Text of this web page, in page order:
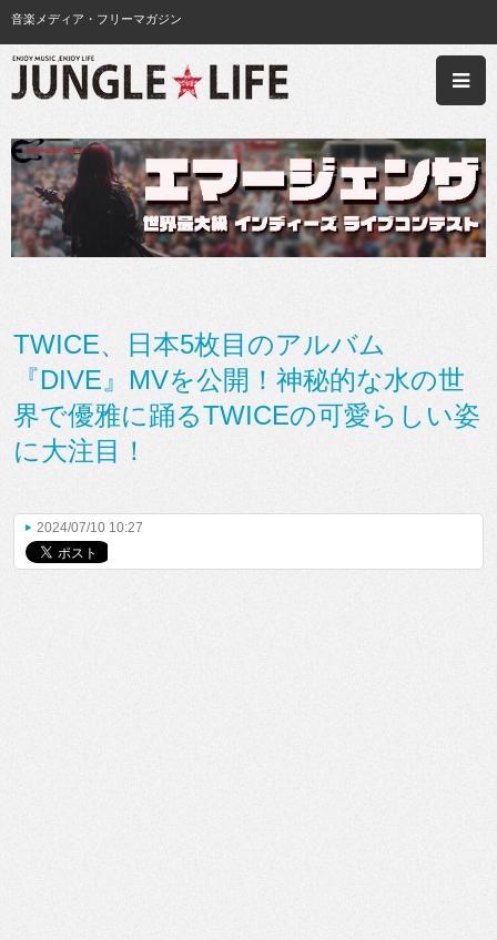
音楽メディア・フリーマガジン
TWICE、日本5枚目のアルバム
『DIVE』MVを公開！神秘的な水の世
界で優雅に踊るTWICEの可愛らしい姿
に大注目！
2024/07/10 10:27